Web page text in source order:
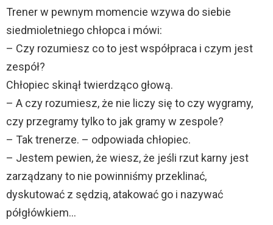
Trener w pewnym momencie wzywa do siebie
siedmioletniego chłopca i mówi:
– Czy rozumiesz co to jest współpraca i czym jest
zespół?
Chłopiec skinął twierdząco głową.
– A czy rozumiesz, że nie liczy się to czy wygramy,
czy przegramy tylko to jak gramy w zespole?
– Tak trenerze. – odpowiada chłopiec.
– Jestem pewien, że wiesz, że jeśli rzut karny jest
zarządzany to nie powinniśmy przeklinać,
dyskutować z sędzią, atakować go i nazywać
półgłówkiem…